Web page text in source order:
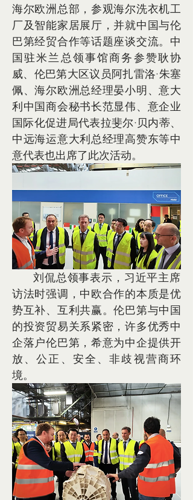
海尔欧洲总部，参观海尔洗衣机工
厂及智能家居展厅，并就中国与伦
巴第经贸合作等话题座谈交流。中
国驻米兰总领事馆商务参赞耿协
威、伦巴第大区议员阿扎雷洛·朱塞
佩、海尔欧洲总经理晏小明、意大
利中国商会秘书长范显伟、意企业
国际化促进局代表拉斐尔·贝内蒂、
中远海运意大利总经理高赞东等中
意代表也出席了此次活动。
      刘侃总领事表示，习近平主席
访法时强调，中欧合作的本质是优
势互补、互利共赢。伦巴第与中国
的投资贸易关系紧密，许多优秀中
企落户伦巴第，希意为中企提供开
放、公正、安全、非歧视营商环
境。